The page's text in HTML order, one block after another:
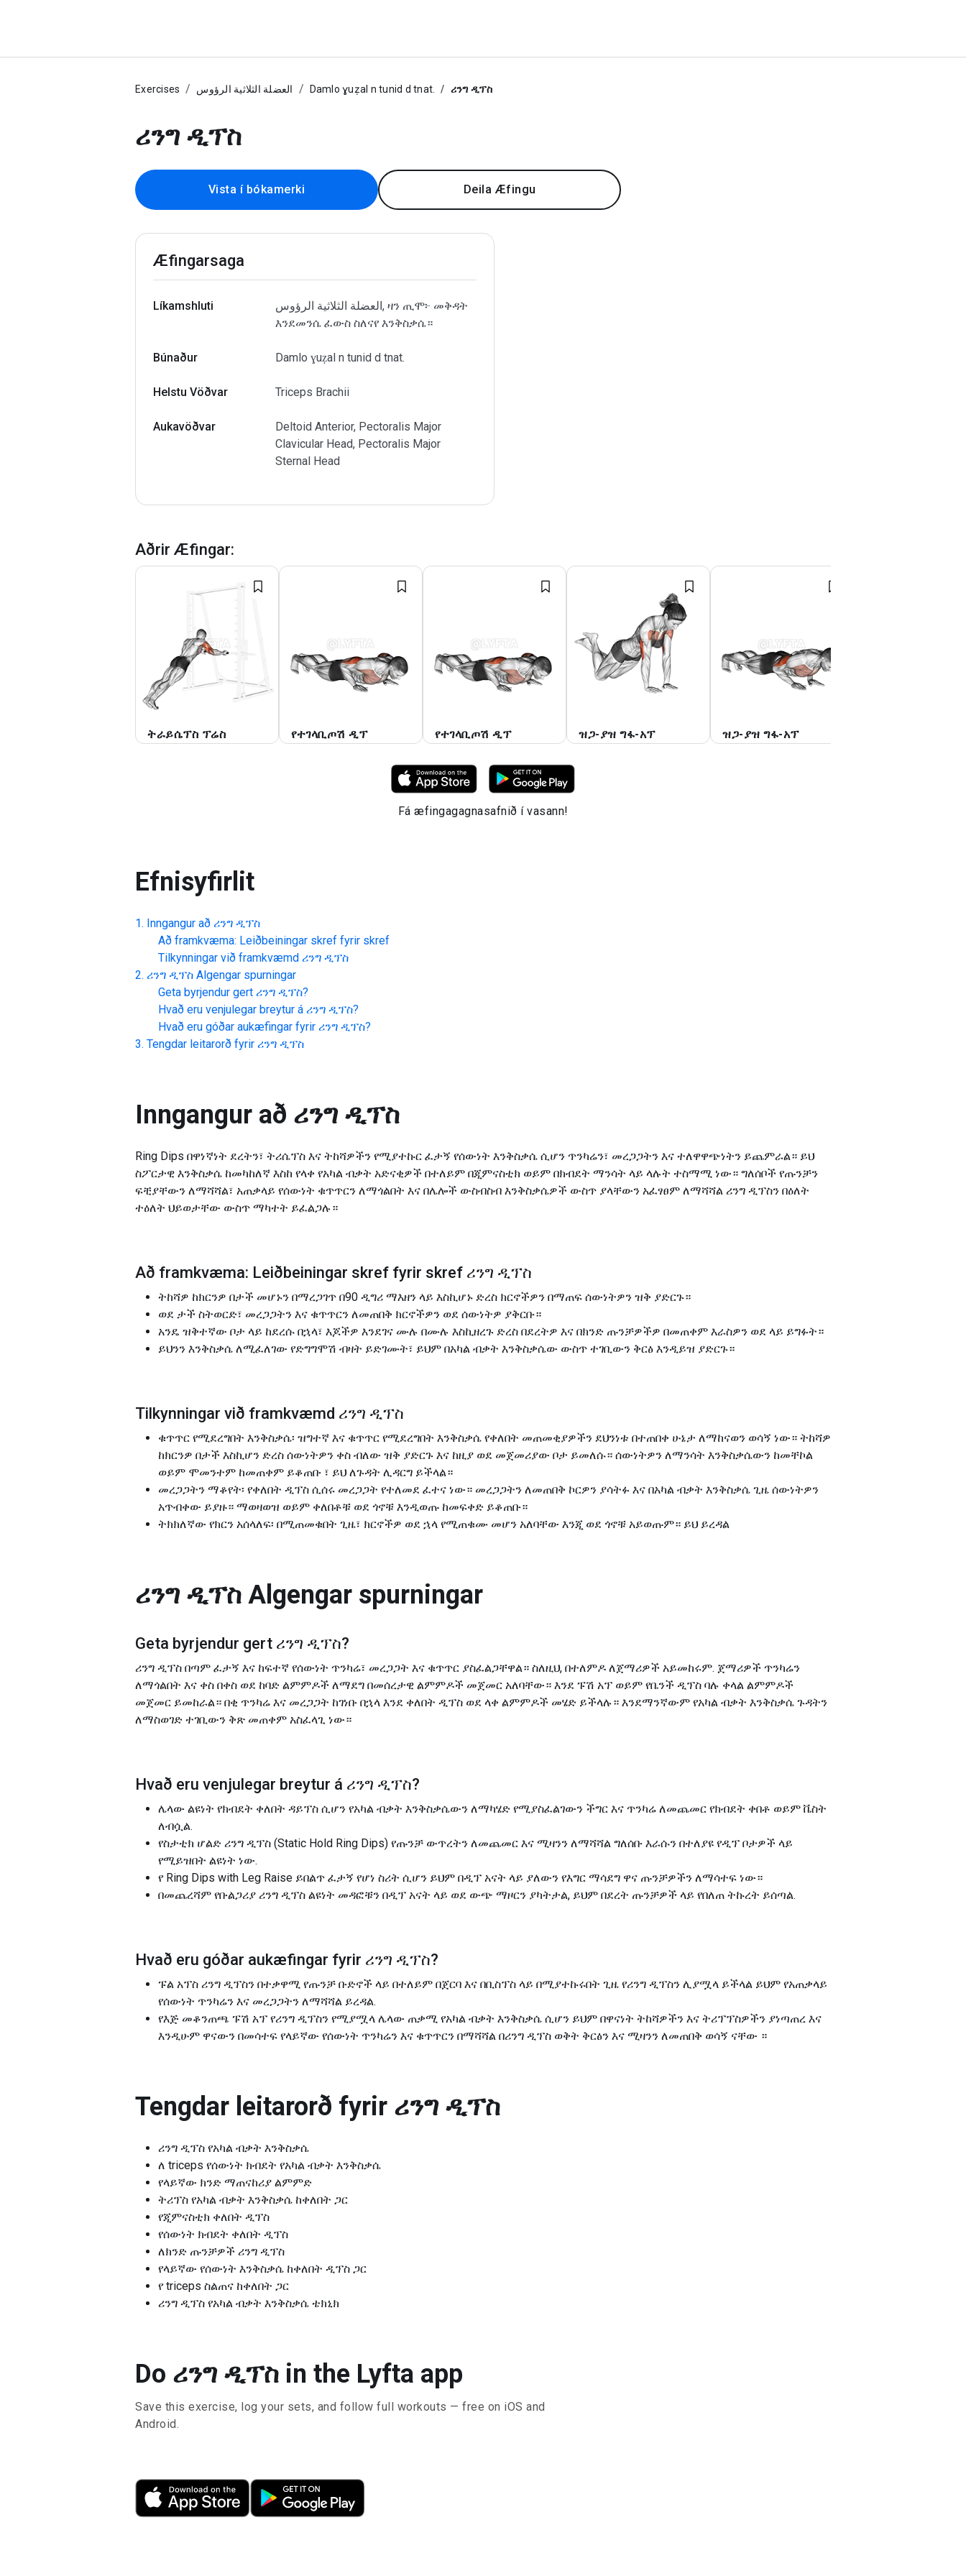
Exercises العضلة الثلاثية الرؤوس Damlo ɣuẓal n tunid d tnat. ሪንግ ዲፕስ
ሪንግ ዲፕስ
Vista í bókamerki Deila Æfingu
Æfingarsaga
Líkamshluti
العضلة الثلاثية الرؤوس, ዛን ጢሞ፦ መቅዳት
እንደመንሴ ፈውስ ስለናየ እንቅስቃሴ።
Búnaður Damlo ɣuẓal n tunid d tnat.
Helstu Vöðvar Triceps Brachii
Aukavöðvar
Deltoid Anterior, Pectoralis Major
Clavicular Head, Pectoralis Major
Sternal Head
Aðrir Æfingar:
ትራይሴፕስ ፕሬስ የተገላቢጦሽ ዲፕ የተገላቢጦሽ ዲፕ ዝጋ-ያዝ ግፋ-አፕ ዝጋ-ያዝ ግፋ-አፕ
Fá æfingagagnasafnið í vasann!
Efnisyfirlit
Inngangur að ሪንግ ዲፕስ
Að framkvæma: Leiðbeiningar skref fyrir skref
Tilkynningar við framkvæmd ሪንግ ዲፕስ
ሪንግ ዲፕስ Algengar spurningar
Geta byrjendur gert ሪንግ ዲፕስ?
Hvað eru venjulegar breytur á ሪንግ ዲፕስ?
Hvað eru góðar aukæfingar fyrir ሪንግ ዲፕስ?
Tengdar leitarorð fyrir ሪንግ ዲፕስ
Inngangur að ሪንግ ዲፕስ
Ring Dips በዋነኛነት ደረትን፣ ትሪሴፕስ እና ትከሻዎችን የሚያተኩር ፈታኝ የሰውነት እንቅስቃሴ ሲሆን ጥንካሬን፣ መረጋጋትን እና ተለዋዋጭነትን ይጨምራል። ይህ
ስፖርታዊ እንቅስቃሴ ከመካከለኛ እስከ የላቀ የአካል ብቃት አድናቂዎች በተለይም በጂምናስቲክ ወይም በክብደት ማንሳት ላይ ላሉት ተስማሚ ነው። ግለሰቦች የጡንቻን
ፍቺያቸውን ለማሻሻል፣ አጠቃላይ የሰውነት ቁጥጥርን ለማጎልበት እና በሌሎች ውስብስብ እንቅስቃሴዎች ውስጥ ያላቸውን አፈፃፀም ለማሻሻል ሪንግ ዲፕስን በዕለት
ተዕለት ህይወታቸው ውስጥ ማካተት ይፈልጋሉ።
Að framkvæma: Leiðbeiningar skref fyrir skref ሪንግ ዲፕስ
ትከሻዎ ከክርንዎ በታች መሆኑን በማረጋገጥ በ90 ዲግሪ ማእዘን ላይ እስኪሆኑ ድረስ ክርኖችዎን በማጠፍ ሰውነትዎን ዝቅ ያድርጉ።
ወደ ታች ስትወርድ፣ መረጋጋትን እና ቁጥጥርን ለመጠበቅ ክርኖችዎን ወደ ሰውነትዎ ያቅርቡ።
አንዴ ዝቅተኛው ቦታ ላይ ከደረሱ በኋላ፣ እጆችዎ እንደገና ሙሉ በሙሉ እስኪዘረጉ ድረስ በደረትዎ እና በክንድ ጡንቻዎችዎ በመጠቀም እራስዎን ወደ ላይ ይግፉት።
ይህንን እንቅስቃሴ ለሚፈለገው የድግግሞሽ ብዛት ይድገሙት፣ ይህም በአካል ብቃት እንቅስቃሴው ውስጥ ተገቢውን ቅርፅ እንዲይዝ ያድርጉ።
Tilkynningar við framkvæmd ሪንግ ዲፕስ
ቁጥጥር የሚደረግበት እንቅስቃሴ፡ ዝግተኛ እና ቁጥጥር የሚደረግበት እንቅስቃሴ የቀለበት መጠመቂያዎችን ደህንነቱ በተጠበቀ ሁኔታ ለማከናወን ወሳኝ ነው። ትከሻዎ
ከክርንዎ በታች እስኪሆን ድረስ ሰውነትዎን ቀስ ብለው ዝቅ ያድርጉ እና ከዚያ ወደ መጀመሪያው ቦታ ይመለሱ። ሰውነትዎን ለማንሳት እንቅስቃሴውን ከመቸኮል
ወይም ሞመንተም ከመጠቀም ይቆጠቡ ፣ ይህ ለጉዳት ሊዳርግ ይችላል።
መረጋጋትን ማቆየት፡ የቀለበት ዲፕስ ሲሰሩ መረጋጋት የተለመደ ፈተና ነው። መረጋጋትን ለመጠበቅ ኮርዎን ያሳትፉ እና በአካል ብቃት እንቅስቃሴ ጊዜ ሰውነትዎን
አጥብቀው ይያዙ። ማወዛወዝ ወይም ቀለበቶቹ ወደ ጎኖቹ እንዲወጡ ከመፍቀድ ይቆጠቡ።
ትክክለኛው የክርን አሰላለፍ፡ በሚጠመቁበት ጊዜ፣ ክርኖችዎ ወደ ኋላ የሚጠቁሙ መሆን አለባቸው እንጂ ወደ ጎኖቹ አይወጡም። ይህ ይረዳል
ሪንግ ዲፕስ Algengar spurningar
Geta byrjendur gert ሪንግ ዲፕስ?
ሪንግ ዲፕስ በጣም ፈታኝ እና ከፍተኛ የሰውነት ጥንካሬ፣ መረጋጋት እና ቁጥጥር ያስፈልጋቸዋል። ስለዚህ, በተለምዶ ለጀማሪዎች አይመከሩም. ጀማሪዎች ጥንካሬን
ለማጎልበት እና ቀስ በቀስ ወደ ከባድ ልምምዶች ለማደግ በመሰረታዊ ልምምዶች መጀመር አለባቸው። እንደ ፑሽ አፕ ወይም የቤንች ዲፕስ ባሉ ቀላል ልምምዶች
መጀመር ይመከራል። በቂ ጥንካሬ እና መረጋጋት ከገነቡ በኋላ እንደ ቀለበት ዲፕስ ወደ ላቀ ልምምዶች መሄድ ይችላሉ። እንደማንኛውም የአካል ብቃት እንቅስቃሴ ጉዳትን
ለማስወገድ ተገቢውን ቅጽ መጠቀም አስፈላጊ ነው።
Hvað eru venjulegar breytur á ሪንግ ዲፕስ?
ሌላው ልዩነት የክብደት ቀለበት ዳይፕስ ሲሆን የአካል ብቃት እንቅስቃሴውን ለማካሄድ የሚያስፈልገውን ችግር እና ጥንካሬ ለመጨመር የክብደት ቀበቶ ወይም ቬስት
ለብሷል.
የስታቲክ ሆልድ ሪንግ ዲፕስ (Static Hold Ring Dips) የጡንቻ ውጥረትን ለመጨመር እና ሚዛንን ለማሻሻል ግለሰቡ እራሱን በተለያዩ የዲፕ ቦታዎች ላይ
የሚይዝበት ልዩነት ነው.
የ Ring Dips with Leg Raise ይበልጥ ፈታኝ የሆነ ስሪት ሲሆን ይህም በዲፕ አናት ላይ ያለውን የእግር ማሳደግ ዋና ጡንቻዎችን ለማሳተፍ ነው።
በመጨረሻም የቡልጋሪያ ሪንግ ዲፕስ ልዩነት መዳፎቹን በዲፕ አናት ላይ ወደ ውጭ ማዞርን ያካትታል, ይህም በደረት ጡንቻዎች ላይ የበለጠ ትኩረት ይሰጣል.
Hvað eru góðar aukæfingar fyrir ሪንግ ዲፕስ?
ፑል አፕስ ሪንግ ዲፕስን በተቃዋሚ የጡንቻ ቡድኖች ላይ በተለይም በጀርባ እና በቢስፕስ ላይ በሚያተኩሩበት ጊዜ የሪንግ ዲፕስን ሊያሟላ ይችላል ይህም የአጠቃላይ
የሰውነት ጥንካሬን እና መረጋጋትን ለማሻሻል ይረዳል.
የእጅ መቆንጠጫ ፑሽ አፕ የሪንግ ዲፕስን የሚያሟላ ሌላው ጠቃሚ የአካል ብቃት እንቅስቃሴ ሲሆን ይህም በዋናነት ትከሻዎችን እና ትሪፕፕስዎችን ያነጣጠረ እና
እንዲሁም ዋናውን በመሳተፍ የላይኛው የሰውነት ጥንካሬን እና ቁጥጥርን በማሻሻል በሪንግ ዲፕስ ወቅት ቅርፅን እና ሚዛንን ለመጠበቅ ወሳኝ ናቸው ።
Tengdar leitarorð fyrir ሪንግ ዲፕስ
ሪንግ ዲፕስ የአካል ብቃት እንቅስቃሴ
ለ triceps የሰውነት ክብደት የአካል ብቃት እንቅስቃሴ
የላይኛው ክንድ ማጠናከሪያ ልምምድ
ትሪፕስ የአካል ብቃት እንቅስቃሴ ከቀለበት ጋር
የጂምናስቲክ ቀለበት ዲፕስ
የሰውነት ክብደት ቀለበት ዲፕስ
ለክንድ ጡንቻዎች ሪንግ ዲፕስ
የላይኛው የሰውነት እንቅስቃሴ ከቀለበት ዲፕስ ጋር
የ triceps ስልጠና ከቀለበት ጋር
ሪንግ ዲፕስ የአካል ብቃት እንቅስቃሴ ቴክኒክ
Do ሪንግ ዲፕስ in the Lyfta app
Save this exercise, log your sets, and follow full workouts — free on iOS and
Android.